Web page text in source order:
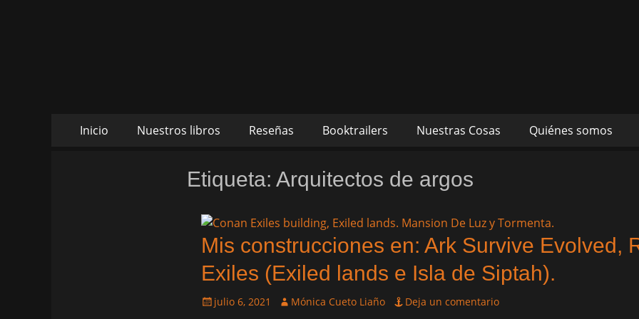
Daltharem. Por los autores Mónica Cueto
Menú
Inicio Nuestros libros Reseñas Booktrailers Nuestras Cosas Quiénes somos
Etiqueta: Arquitectos de argos
Mis construcciones en: Ark Survive Evolved,
Exiles (Exiled lands e Isla de Siptah).
Publicado
julio 6, 2021 AutorMónica Cueto Liaño Deja un comentario